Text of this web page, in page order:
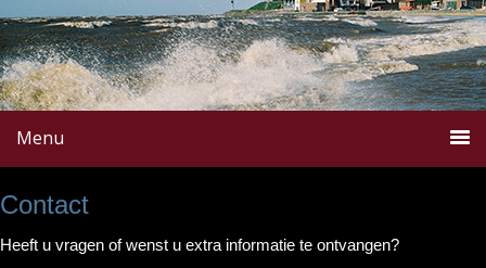
Menu
Contact
Heeft u vragen of wenst u extra informatie te ontvangen?